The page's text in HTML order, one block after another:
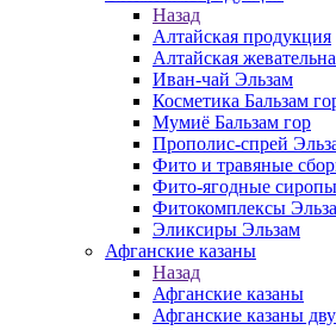
Назад
Алтайская продукция
Алтайская
Иван-чай Эльзам
Косметика Бальзам
Мумиё Бальзам гор
Прополис-спрей
Фито и травяные
Фито-ягодные
Фитокомплексы
Эликсиры Эльзам
Афганские казаны
Назад
Афганские казаны
Афганские казаны